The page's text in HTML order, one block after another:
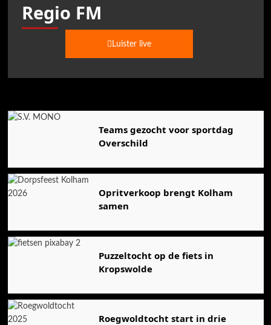
Regio FM
Luister live
Agenda
Teams gezocht voor sportdag
Overschild
Opritverkoop brengt Kolham
samen
Puzzeltocht op de fiets in
Kropswolde
Roegwoldtocht start in drie